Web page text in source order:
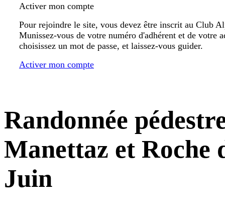
Activer mon compte
Pour rejoindre le site, vous devez être inscrit au Club
Munissez-vous de votre numéro d'adhérent et de votre
choisissez un mot de passe, et laissez-vous guider.
Activer mon compte
Randonnée
Manettaz et
Juin